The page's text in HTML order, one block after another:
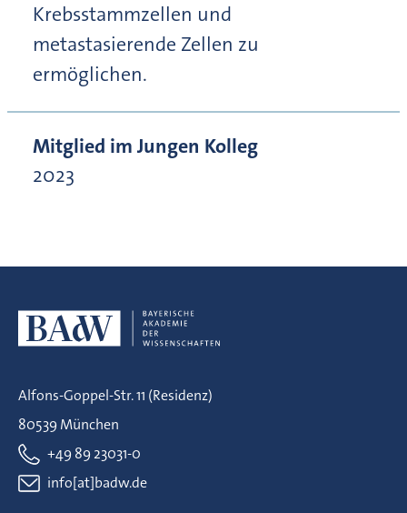
Krebsstammzellen und
metastasierende Zellen zu
ermöglichen.
Mitglied im Jungen Kolleg
2023
Alfons-Goppel-Str. 11 (Residenz)
80539 München
+49 89 23031-0
info[at]badw.de